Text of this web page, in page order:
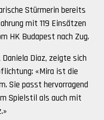
Stürmerin bereits
mit 119 Einsätzen
HK Budapest nach Zug.
Diaz, zeigte sich
«Mira ist die
Sie passt hervorragend
Spielstil als auch mit